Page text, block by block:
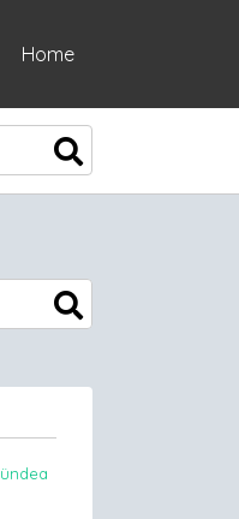
Home